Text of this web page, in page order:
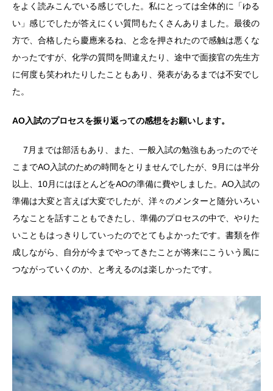
をよく読みこんでいる感じでした。私にとっては全体的に「ゆる
い」感じでしたが答えにくい質問もたくさんありました。最後の
方で、合格したら慶應来るね、と念を押されたので感触は悪くな
かったですが、化学の質問を間違えたり、途中で面接官の先生方
に何度も笑われたりしたこともあり、発表があるまでは不安でし
た。
AO入試のプロセスを振り返っての感想をお願いします。
7月までは部活もあり、また、一般入試の勉強もあったのでそ
こまでAO入試のための時間をとりませんでしたが、9月には半分
以上、10月にはほとんどをAOの準備に費やしました。AO入試の
準備は大変と言えば大変でしたが、洋々のメンターと随分いろい
ろなことを話すこともできたし、準備のプロセスの中で、やりた
いこともはっきりしていったのでとてもよかったです。書類を作
成しながら、自分が今までやってきたことが将来にこういう風に
つながっていくのか、と考えるのは楽しかったです。